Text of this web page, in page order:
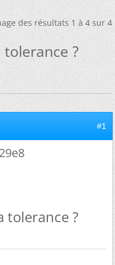
des résultats 1 à 4 sur 4
?
#1
tolerance ?